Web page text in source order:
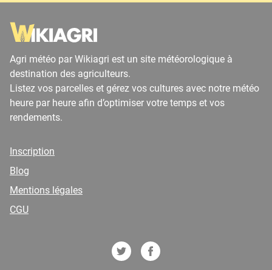
Agri météo par Wikiagri est un site météorologique à
destination des agriculteurs.
Listez vos parcelles et gérez vos cultures avec notre météo
heure par heure afin d’optimiser votre temps et vos
rendements.
Inscription
Blog
Mentions légales
CGU